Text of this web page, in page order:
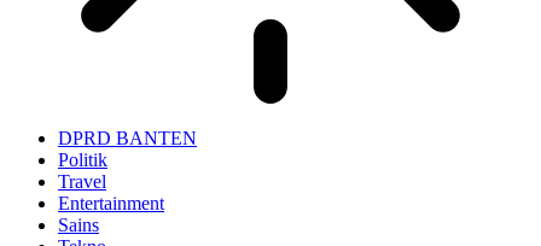
DPRD BANTEN
Politik
Travel
Entertainment
Sains